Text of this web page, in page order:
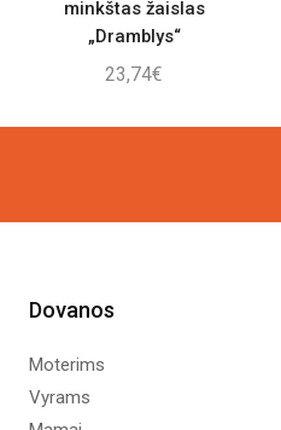
minkštas žaislas
„Dramblys“
23,74€
Dovanos
Moterims
Vyrams